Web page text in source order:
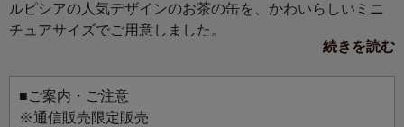
ルピシアの人気デザインのお茶の缶を、かわいらしいミニ
チュアサイズでご用意しました。
マグネットか缶バッジ、お好きな仕様を選んでお使いいた
だけます。
お気に入りのバッグにつけて、マグネットボードに飾っ
て、お好みのスタイルでお楽しみください。
続きを読む
■ご案内・ご注意
※通信販売限定販売